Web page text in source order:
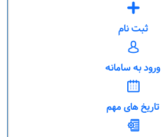
ثبت نام
ورود به سامانه
تاریخ های مهم